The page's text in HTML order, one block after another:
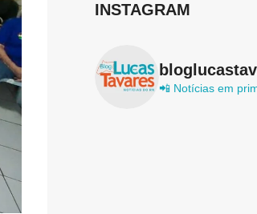
INSTAGRAM
📲 Notícias em